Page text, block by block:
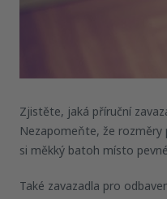
Zjistěte, jaká příruční
Nezapomeňte, že rozměry
si měkký batoh místo
Také zavazadla pro